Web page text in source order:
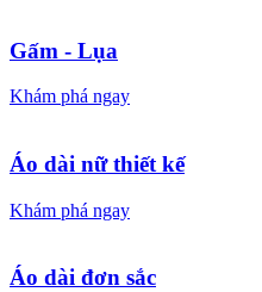
Gấm - Lụa
Khám phá ngay
Áo dài nữ thiết kế
Khám phá ngay
Áo dài đơn sắc